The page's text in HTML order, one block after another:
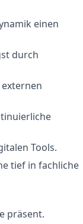
einen
durch
Tools.
tief in fachliche
präsent.